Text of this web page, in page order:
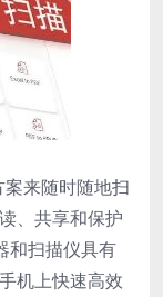
来随时随地扫
、共享和保护
和扫描仪具有
机上快速高效